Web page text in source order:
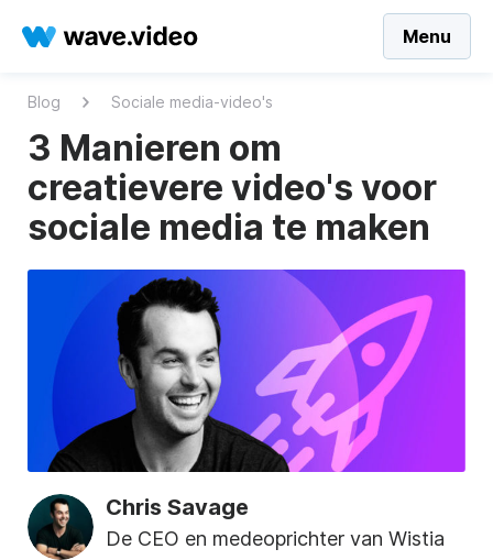
Menu
Blog Sociale media-video's
3 Manieren om
creatievere video's voor
sociale media te maken
Chris Savage
De CEO en medeoprichter van Wistia